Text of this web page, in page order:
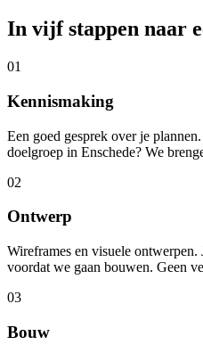
In vijf stappen naar
01
Kennismaking
Een goed gesprek over je
doelgroep in Enschede? We
02
Ontwerp
Wireframes en visuele
voordat we gaan bouwen. Geen
03
Bouw